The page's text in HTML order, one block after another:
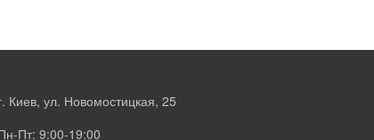
Киев, ул. Новомостицкая, 25
Пт: 9:00-19:00